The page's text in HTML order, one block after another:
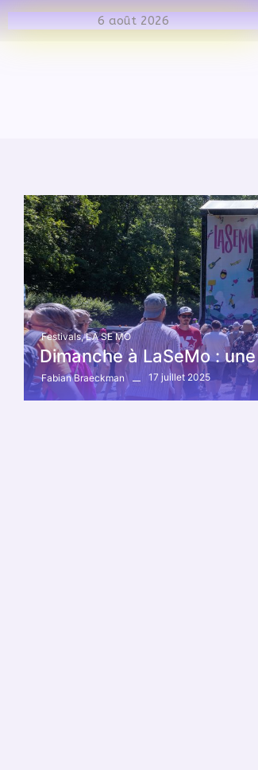
6 août 2026
Festivals, LA SE MO
Dimanche à LaSeMo :
Fabian Braeckman 17 juillet 2025